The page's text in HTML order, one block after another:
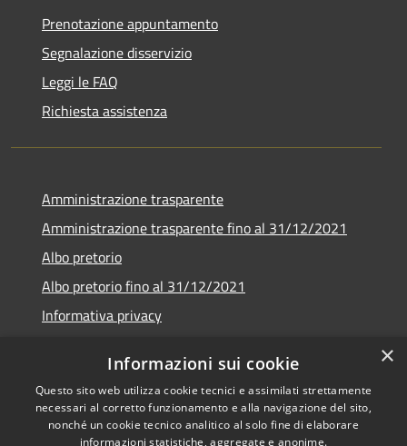
Prenotazione appuntamento
Segnalazione disservizio
Leggi le FAQ
Richiesta assistenza
Amministrazione trasparente
Amministrazione trasparente fino al 31/12/2021
Albo pretorio
Albo pretorio fino al 31/12/2021
Informativa privacy
Dichiarazione di accessibilità
×
Informazioni sui cookie
Questo sito web utilizza cookie tecnici e assimilati strettamente
necessari al corretto funzionamento e alla navigazione del sito,
nonché un cookie tecnico analitico al solo fine di elaborare
informazioni statistiche, aggregate e anonime.